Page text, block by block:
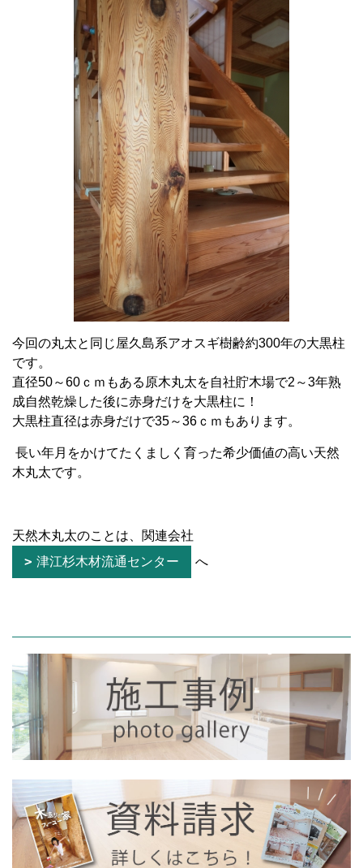
今回の丸太と同じ屋久島系アオスギ樹齢約300年の大黒柱
です。
直径50～60ｃｍもある原木丸太を自社貯木場で2～3年熟
成自然乾燥した後に赤身だけを大黒柱に！
大黒柱直径は赤身だけで35～36ｃｍもあります。
長い年月をかけてたくましく育った希少価値の高い天然
木丸太です。
天然木丸太のことは、関連会社
津江杉木材流通センター
へ